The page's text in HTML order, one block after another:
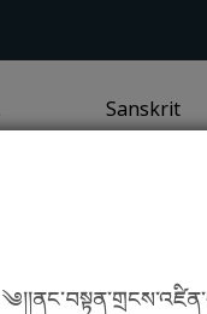
/ SEA TRADITION
GO TO
Sanskrit
phonetics!